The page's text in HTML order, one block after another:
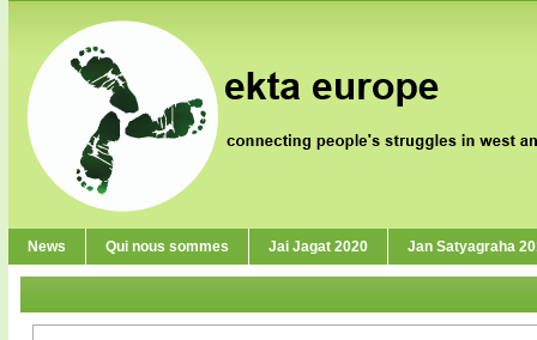
News Qui nous sommes Jai Jagat 2020 Jan Satyagraha